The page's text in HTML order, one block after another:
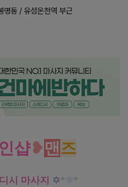
명동 / 유성온천역 부근
샵❥맨즈
시 마사지 ✡* *